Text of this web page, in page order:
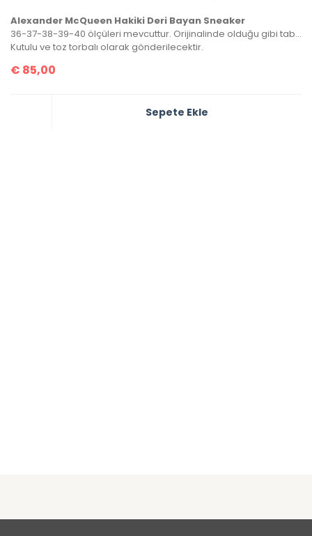
Alexander McQueen Hakiki Deri Bayan Sneaker
36-37-38-39-40 ölçüleri mevcuttur. Orijinalinde olduğu gibi tabanın sadece üst yarısı dikişlidir.
Kutulu ve toz torbalı olarak gönderilecektir.
€ 85,00
Sepete Ekle